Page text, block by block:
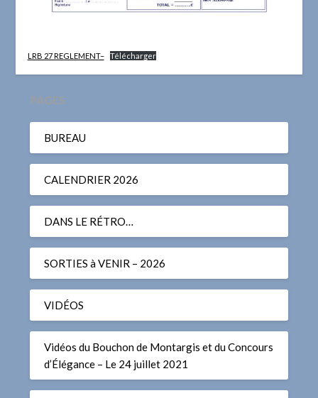
LRB 27 REGLEMENT– Télécharger
PAGES
BUREAU
CALENDRIER 2026
DANS LE RÉTRO…
SORTIES à VENIR – 2026
VIDÉOS
Vidéos du Bouchon de Montargis et du Concours
d’Élégance – Le 24 juillet 2021